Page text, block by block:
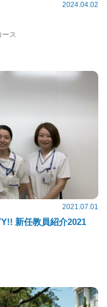
2024.04.02
ース
2021.07.01
新任教員紹介2021